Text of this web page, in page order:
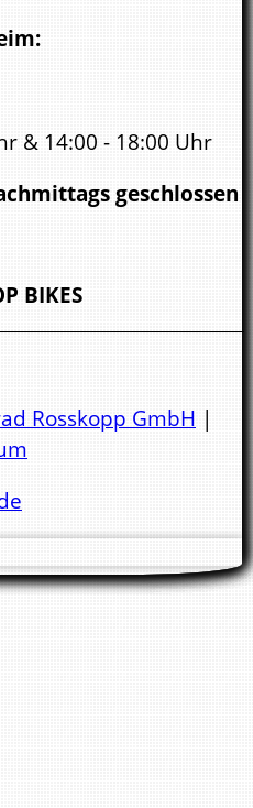
& 14:00 - 18:00 Uhr
geschlossen
geschlossen !
& 14:00 - 18:00 Uhr
BIKES
Rosskopp GmbH |